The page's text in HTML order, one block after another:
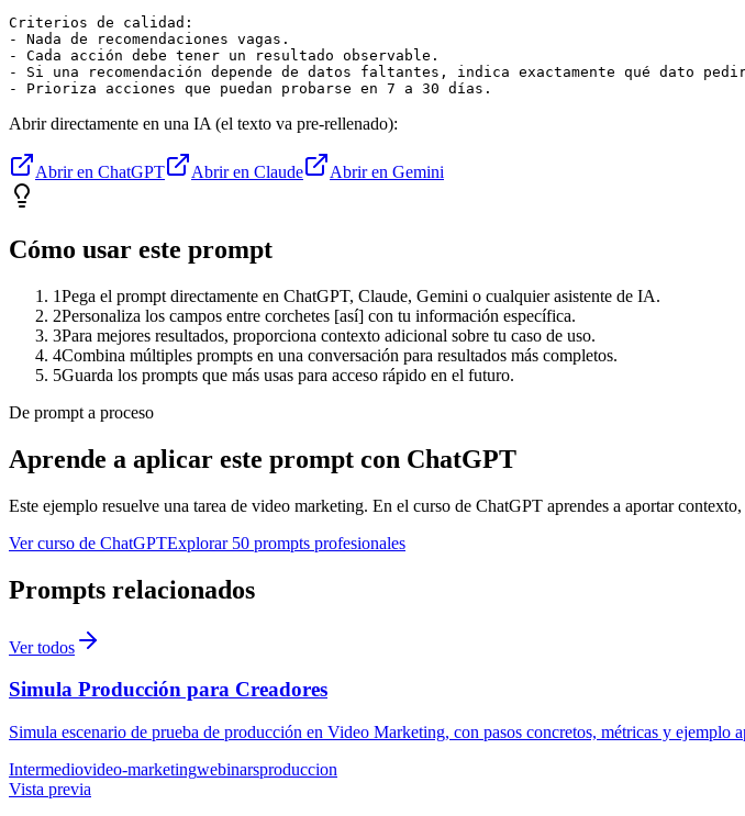
Criterios de calidad:
- Nada de recomendaciones vagas.
- Cada acción debe tener un resultado observable.
- Si una recomendación depende de datos faltantes, indica exactamente qué dato
- Prioriza acciones que puedan probarse en 7 a 30 días.
Abrir directamente en una IA (el texto va pre-rellenado):
Abrir en ChatGPT Abrir en Claude Abrir en Gemini
Cómo usar este prompt
1Pega el prompt directamente en ChatGPT, Claude, Gemini o cualquier asistente de IA.
2Personaliza los campos entre corchetes [así] con tu información específica.
3Para mejores resultados, proporciona contexto adicional sobre tu caso de uso.
4Combina múltiples prompts en una conversación para resultados más completos.
5Guarda los prompts que más usas para acceso rápido en el futuro.
De prompt a proceso
Aprende a aplicar este prompt con ChatGPT
Este ejemplo resuelve una tarea de video marketing. En el curso de ChatGPT aprendes a aportar
Ver curso de ChatGPTExplorar 50 prompts profesionales
Prompts relacionados
Ver todos
Simula Producción para Creadores
Simula escenario de prueba de producción en Video Marketing, con pasos concretos, métricas y ejemplo
Intermediovideo-marketingwebinarsproduccion
Vista previa